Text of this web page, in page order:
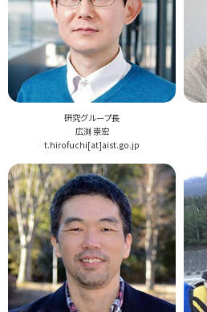
研究グループ長
広渕 崇宏
t.hirofuchi[at]aist.go.jp